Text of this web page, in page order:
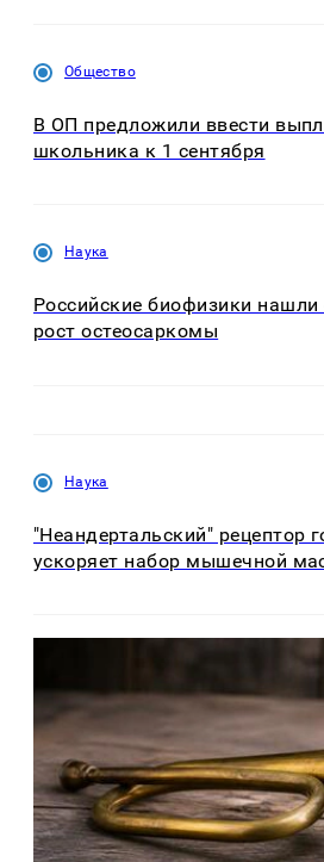
Общество
В ОП предложили ввести
школьника к 1 сентября
Наука
Российские биофизики нашли
рост остеосаркомы
Наука
"Неандертальский" рецептор
ускоряет набор мышечной